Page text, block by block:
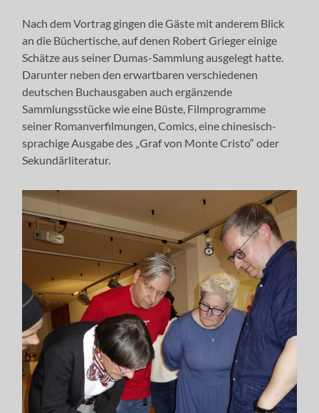
Nach dem Vortrag gingen die Gäste mit anderem Blick
an die Büchertische, auf denen Robert Grieger einige
Schätze aus seiner Dumas-Sammlung ausgelegt hatte.
Darunter neben den erwartbaren verschiedenen
deutschen Buchausgaben auch ergänzende
Sammlungsstücke wie eine Büste, Filmprogramme
seiner Romanverfilmungen, Comics, eine chinesisch-
sprachige Ausgabe des „Graf von Monte Cristo“ oder
Sekundärliteratur.